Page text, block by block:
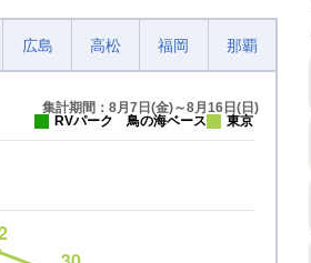
広島 高松 福岡 那覇
集計期間：8月7日(金)～8月16日(日)
RVパーク 鳥の海ベース
東京